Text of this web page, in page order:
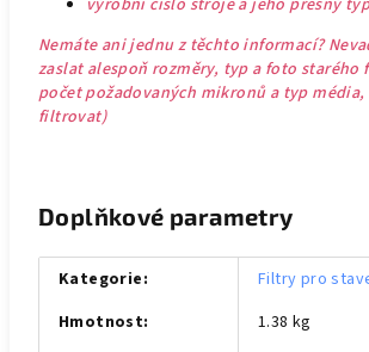
výrobní číslo stroje a jeho přesný
Nemáte ani jednu z těchto informací?
zaslat alespoň rozměry, typ a foto
počet požadovaných mikronů a typ média,
filtrovat)
Doplňkové parametry
Kategorie:
Filtry pro
Hmotnost:
1.38 kg